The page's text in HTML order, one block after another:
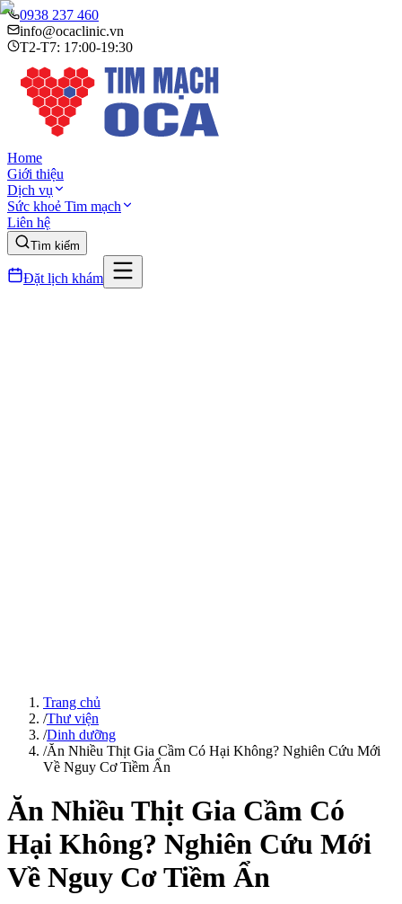
0938 237 460
info@ocaclinic.vn
T2-T7: 17:00-19:30
Home
Giới thiệu
Dịch vụ
Sức khoẻ Tim mạch
Liên hệ
Tìm kiếm
Đặt lịch khám
Trang chủ
/Thư viện
/Dinh dưỡng
/Ăn Nhiều Thịt Gia Cầm Có Hại Không? Nghiên Cứu Mới
Về Nguy Cơ Tiềm Ẩn
Ăn Nhiều Thịt Gia Cầm Có
Hại Không? Nghiên Cứu Mới
Về Nguy Cơ Tiềm Ẩn